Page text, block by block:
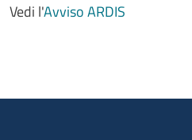
Vedi l'Avviso ARDIS